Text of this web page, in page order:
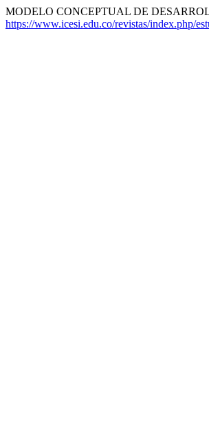
MODELO CONCEPTUAL DE
https://www.icesi.edu.co/revistas/index.php/